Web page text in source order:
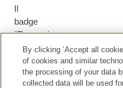
Il
badge
“Recensione
verificata”
garantisce
che
By clicking ‘Accept all
of cookies and similar
the processing of your data
collected data will be used